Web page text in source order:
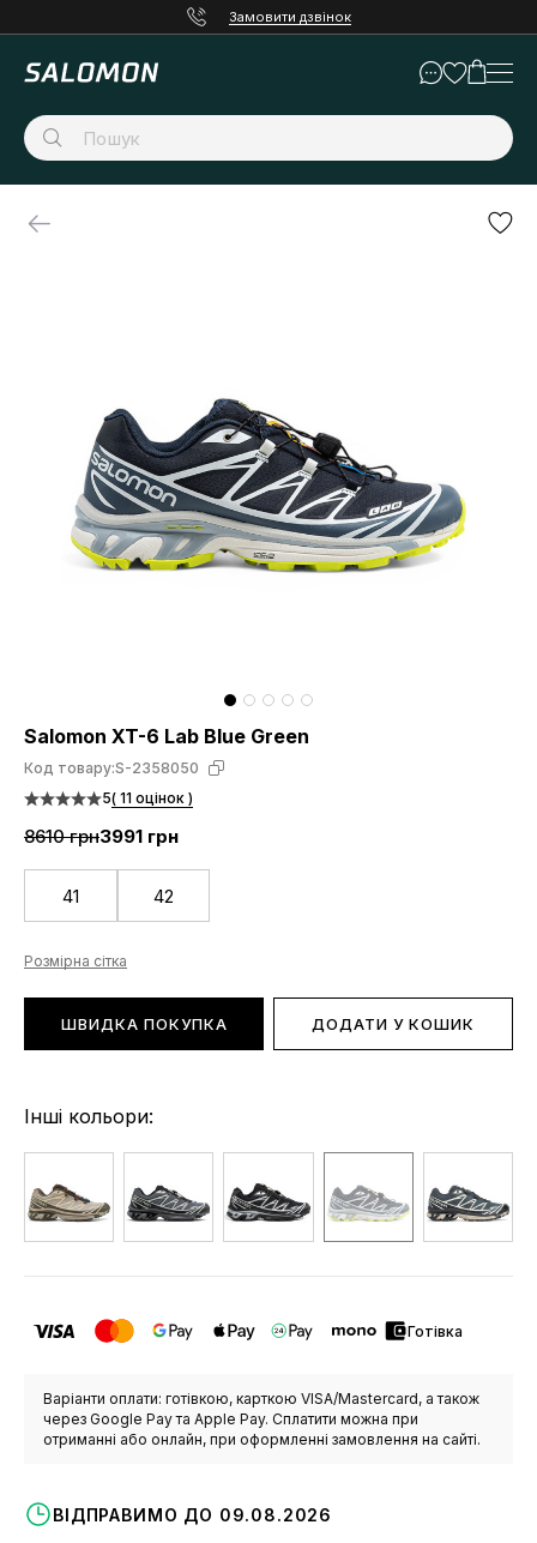
Замовити дзвінок
Salomon XT-6 Lab Blue Green
Код товару:S-2358050
5( 11 оцінок )
8610 грн3991 грн
41 42
Розмірна сітка
ШВИДКА ПОКУПКА ДОДАТИ У КОШИК
Інші кольори:
Готівка
Варіанти оплати: готівкою, карткою VISA/Mastercard, а також
через Google Pay та Apple Pay. Сплатити можна при
отриманні або онлайн, при оформленні замовлення на сайті.
ВІДПРАВИМО ДО 09.08.2026